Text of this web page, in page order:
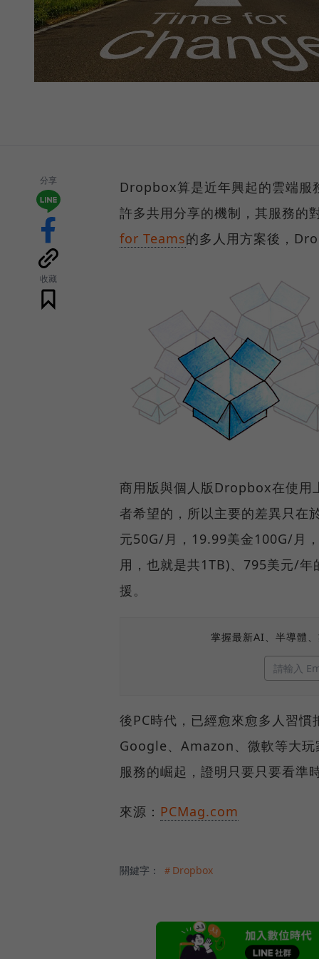
分享
收藏
Dropbox算是近年興起的雲端服
許多共用分享的機制，其服務的
for Teams的多人用方案後，
商用版與個人版Dropbox在使用
者希望的，所以主要的差異只
元50G/月，19.99美金100G/月
用，也就是共1TB)、795美元/
援。
掌握最新AI、半導體
後PC時代，已經愈來愈多人習
Google、Amazon、微軟等大
服務的崛起，證明只要只要看準
來源： PCMag.com
關鍵字： ＃Dropbox